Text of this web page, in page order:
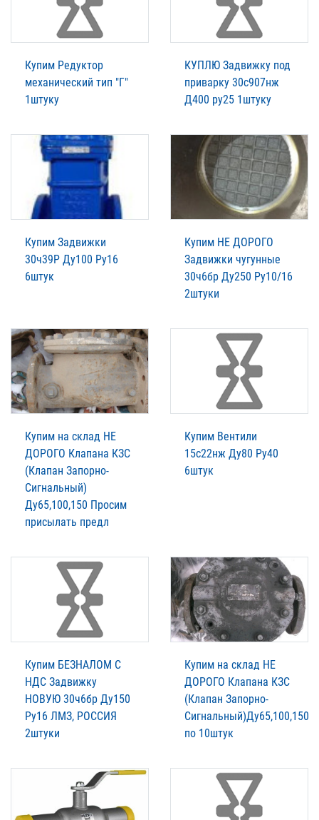
Купим Редуктор
механический тип "Г"
1штуку
КУПЛЮ Задвижку под
приварку 30с907нж
Д400 ру25 1штуку
Купим Задвижки
30ч39Р Ду100 Ру16
6штук
Купим НЕ ДОРОГО
Задвижки чугунные
30ч6бр Ду250 Ру10/16
2штуки
Купим на склад НЕ
ДОРОГО Клапана КЗС
(Клапан Запорно-
Сигнальный)
Ду65,100,150 Просим
присылать предл
Купим Вентили
15с22нж Ду80 Ру40
6штук
Купим БЕЗНАЛОМ С
НДС Задвижку
НОВУЮ 30ч6бр Ду150
Ру16 ЛМЗ, РОССИЯ
2штуки
Купим на склад НЕ
ДОРОГО Клапана КЗС
(Клапан Запорно-
Сигнальный)Ду65,100,150
по 10штук